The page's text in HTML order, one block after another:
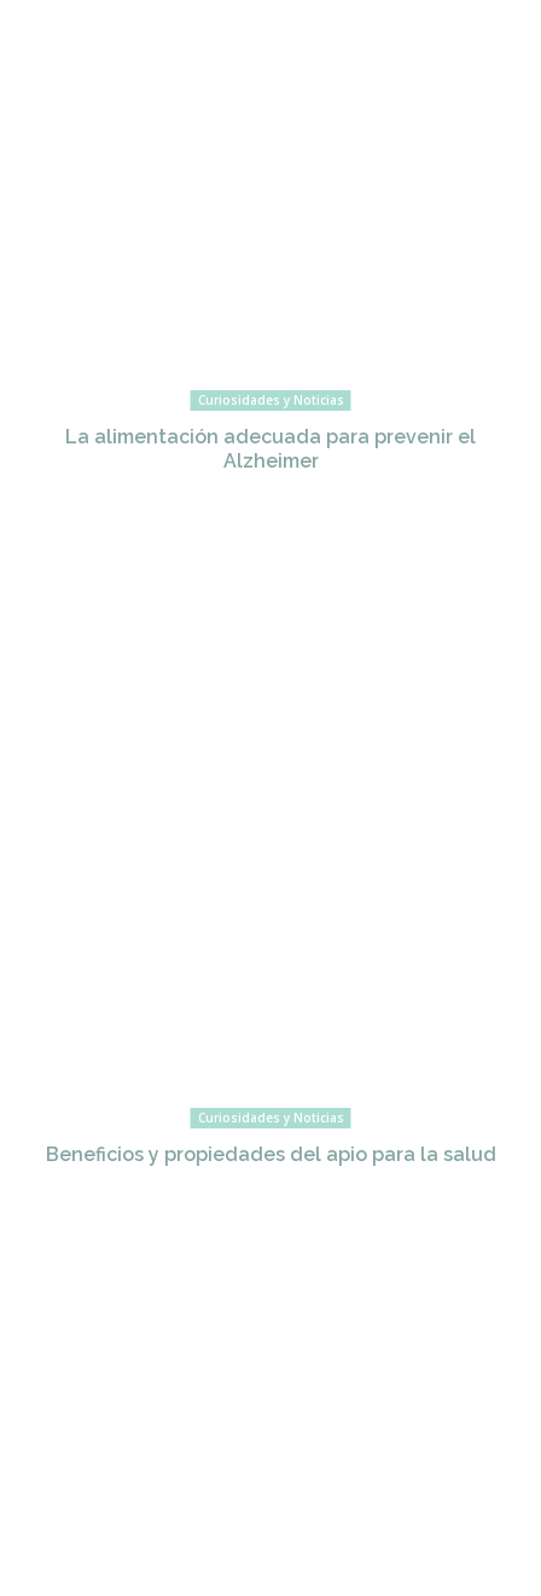
Curiosidades y Noticias
La alimentación adecuada para prevenir el
Alzheimer
Curiosidades y Noticias
Beneficios y propiedades del apio para la salud